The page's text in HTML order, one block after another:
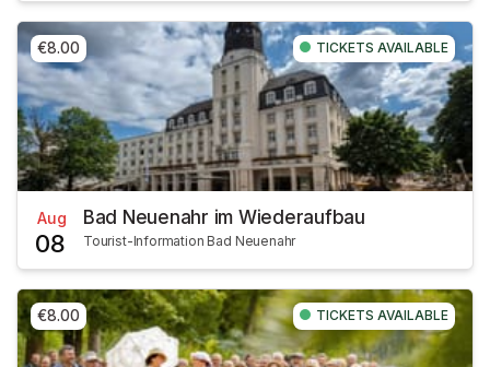
€8.00 TICKETS AVAILABLE
Aug
08
Bad Neuenahr im Wiederaufbau
Tourist-Information Bad Neuenahr
€8.00 TICKETS AVAILABLE